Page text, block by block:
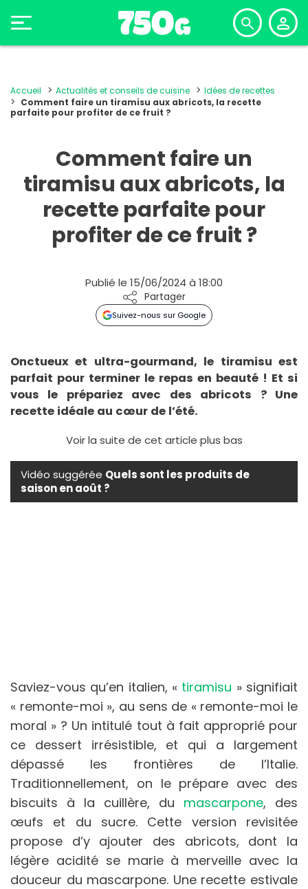
Accueil Actualités et conseils de cuisine
Idées de recettes
Comment faire un tiramisu aux abricots, la recette
parfaite pour profiter de ce fruit ?
Comment faire un
tiramisu aux abricots, la
recette parfaite pour
profiter de ce fruit ?
Publié le 15/06/2024 à 18:00
Partager
Suivez-nous sur Google
Onctueux et ultra-gourmand, le tiramisu est
parfait pour terminer le repas en beauté ! Et si
vous le prépariez avec des abricots ? Une
recette idéale au cœur de l’été.
Voir la suite de cet article plus bas
Vidéo suggérée Quels sont les produits de
saison en août ?
Saviez-vous qu’en italien, « tiramisu » signifiait
« remonte-moi », au sens de « remonte-moi le
moral » ? Un intitulé tout à fait approprié pour
ce dessert irrésistible, et qui a largement
dépassé les frontières de l’Italie.
Traditionnellement, on le prépare avec des
biscuits à la cuillère, du mascarpone, des
œufs et du sucre. Cette version revisitée
propose d’y ajouter des abricots, dont la
légère acidité se marie à merveille avec la
douceur du mascarpone. Une recette estivale